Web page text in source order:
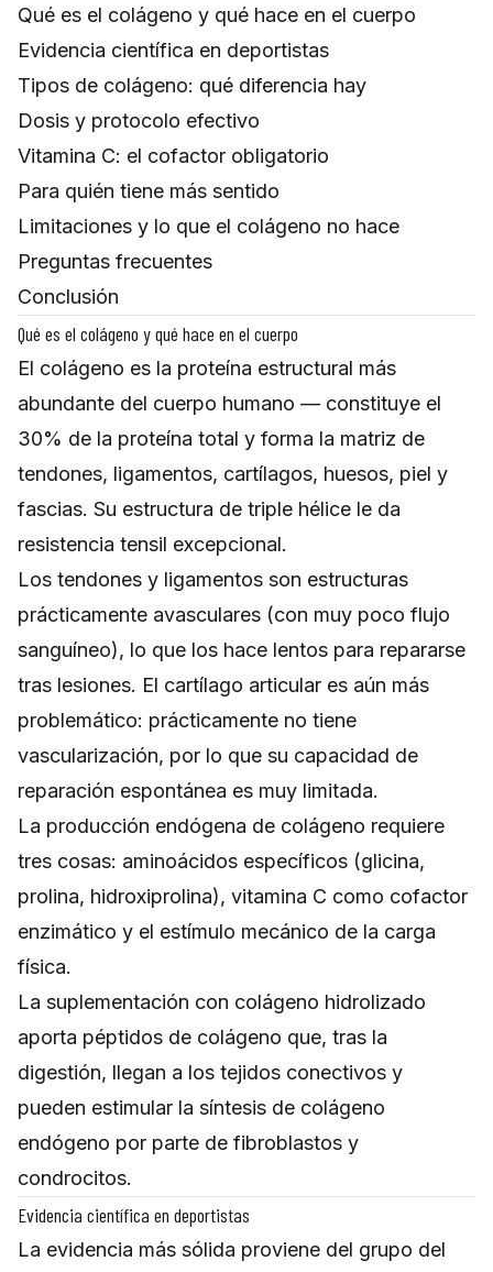
Qué es el colágeno y qué hace en el cuerpo
Evidencia científica en deportistas
Tipos de colágeno: qué diferencia hay
Dosis y protocolo efectivo
Vitamina C: el cofactor obligatorio
Para quién tiene más sentido
Limitaciones y lo que el colágeno no hace
Preguntas frecuentes
Conclusión
Qué es el colágeno y qué hace en el cuerpo
El colágeno es la proteína estructural más
abundante del cuerpo humano — constituye el
30% de la proteína total y forma la matriz de
tendones, ligamentos, cartílagos, huesos, piel y
fascias. Su estructura de triple hélice le da
resistencia tensil excepcional.
Los tendones y ligamentos son estructuras
prácticamente avasculares (con muy poco flujo
sanguíneo), lo que los hace lentos para repararse
tras lesiones. El cartílago articular es aún más
problemático: prácticamente no tiene
vascularización, por lo que su capacidad de
reparación espontánea es muy limitada.
La producción endógena de colágeno requiere
tres cosas: aminoácidos específicos (glicina,
prolina, hidroxiprolina), vitamina C como cofactor
enzimático y el estímulo mecánico de la carga
física.
La suplementación con colágeno hidrolizado
aporta péptidos de colágeno que, tras la
digestión, llegan a los tejidos conectivos y
pueden estimular la síntesis de colágeno
endógeno por parte de fibroblastos y
condrocitos.
Evidencia científica en deportistas
La evidencia más sólida proviene del grupo del